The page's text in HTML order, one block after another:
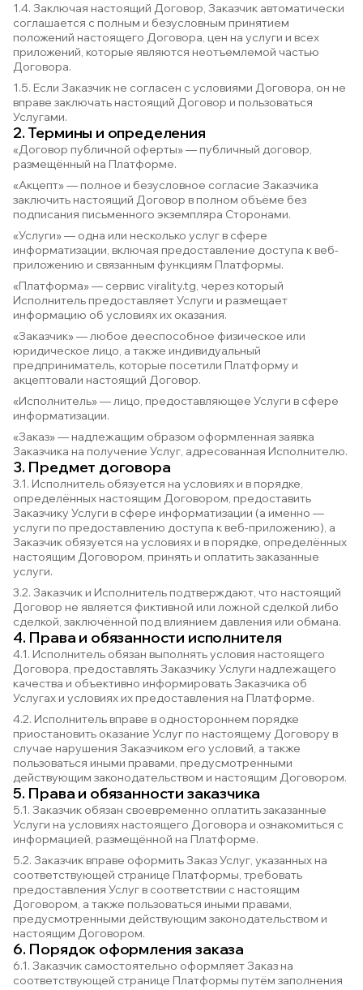
1.4. Заключая настоящий Договор, Заказчик автоматически
соглашается с полным и безусловным принятием
положений настоящего Договора, цен на услуги и всех
приложений, которые являются неотъемлемой частью
Договора.
1.5. Если Заказчик не согласен с условиями Договора, он не
вправе заключать настоящий Договор и пользоваться
Услугами.
2. Термины и определения
«Договор публичной оферты» — публичный договор,
размещённый на Платформе.
«Акцепт» — полное и безусловное согласие Заказчика
заключить настоящий Договор в полном объёме без
подписания письменного экземпляра Сторонами.
«Услуги» — одна или несколько услуг в сфере
информатизации, включая предоставление доступа к веб-
приложению и связанным функциям Платформы.
«Платформа» — сервис virality.tg, через который
Исполнитель предоставляет Услуги и размещает
информацию об условиях их оказания.
«Заказчик» — любое дееспособное физическое или
юридическое лицо, а также индивидуальный
предприниматель, которые посетили Платформу и
акцептовали настоящий Договор.
«Исполнитель» — лицо, предоставляющее Услуги в сфере
информатизации.
«Заказ» — надлежащим образом оформленная заявка
Заказчика на получение Услуг, адресованная Исполнителю.
3. Предмет договора
3.1. Исполнитель обязуется на условиях и в порядке,
определённых настоящим Договором, предоставить
Заказчику Услуги в сфере информатизации (а именно —
услуги по предоставлению доступа к веб-приложению), а
Заказчик обязуется на условиях и в порядке, определённых
настоящим Договором, принять и оплатить заказанные
услуги.
3.2. Заказчик и Исполнитель подтверждают, что настоящий
Договор не является фиктивной или ложной сделкой либо
сделкой, заключённой под влиянием давления или обмана.
4. Права и обязанности исполнителя
4.1. Исполнитель обязан выполнять условия настоящего
Договора, предоставлять Заказчику Услуги надлежащего
качества и объективно информировать Заказчика об
Услугах и условиях их предоставления на Платформе.
4.2. Исполнитель вправе в одностороннем порядке
приостановить оказание Услуг по настоящему Договору в
случае нарушения Заказчиком его условий, а также
пользоваться иными правами, предусмотренными
действующим законодательством и настоящим Договором.
5. Права и обязанности заказчика
5.1. Заказчик обязан своевременно оплатить заказанные
Услуги на условиях настоящего Договора и ознакомиться с
информацией, размещённой на Платформе.
5.2. Заказчик вправе оформить Заказ Услуг, указанных на
соответствующей странице Платформы, требовать
предоставления Услуг в соответствии с настоящим
Договором, а также пользоваться иными правами,
предусмотренными действующим законодательством и
настоящим Договором.
6. Порядок оформления заказа
6.1. Заказчик самостоятельно оформляет Заказ на
соответствующей странице Платформы путём заполнения